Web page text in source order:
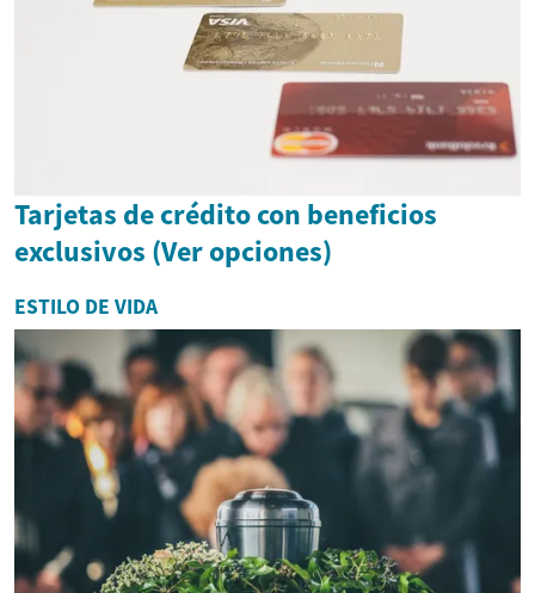
Tarjetas de crédito con beneficios
exclusivos (Ver opciones)
ESTILO DE VIDA